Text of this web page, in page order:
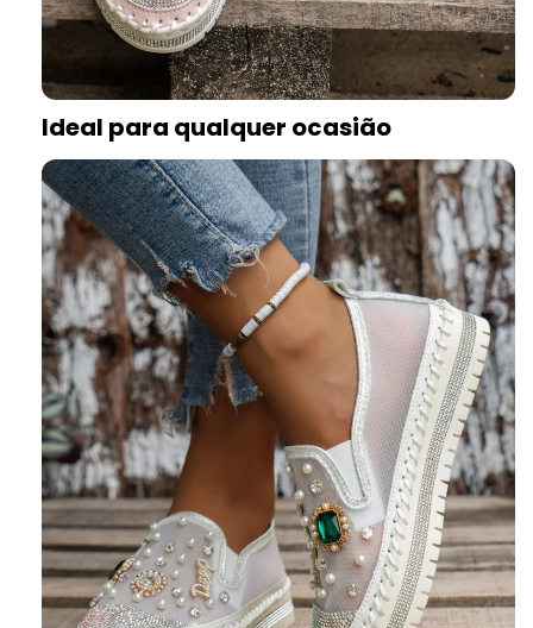
Ideal para qualquer ocasião